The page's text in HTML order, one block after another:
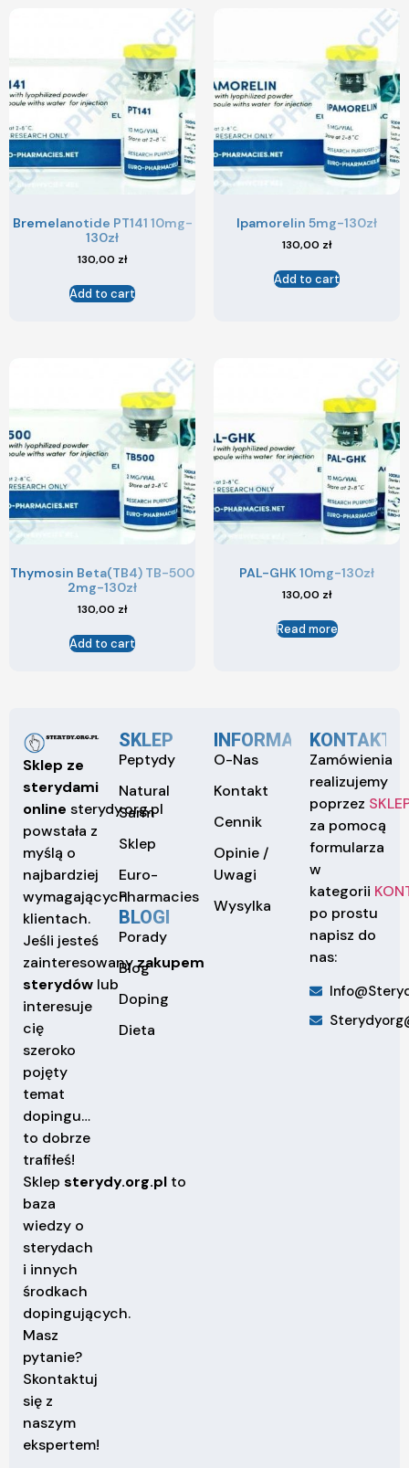
Bremelanotide PT141 10mg-
130zł
130,00 zł
Add to cart
Ipamorelin 5mg-130zł
130,00 zł
Add to cart
Thymosin Beta(TB4) TB-500
2mg-130zł
130,00 zł
Add to cart
PAL-GHK 10mg-130zł
130,00 zł
Read more
Sklep ze
sterydami
online sterydy.org.pl
powstała z
myślą o
najbardziej
wymagających
klientach.
Jeśli jesteś
zainteresowanyzakupem
sterydów lub
interesuje
cię
szeroko
pojęty
temat
dopingu…
to dobrze
trafiłeś!
Sklep sterydy.org.pl to
baza
wiedzy o
sterydach
i innych
środkach
dopingujących.
Masz
pytanie?
Skontaktuj
się z
naszym
ekspertem!
SKLEP
Peptydy
Natural
Sarm
Sklep
Euro-
Pharmacies
BLOGI
Porady
Blog
Doping
Dieta
INFORMACJE
O-Nas
Kontakt
Cennik
Opinie /
Uwagi
Wysylka
KONTAKT
Zamówienia
realizujemy
poprzez
za pomocą
formularza
w
kategorii
po prostu
napisz do
nas: